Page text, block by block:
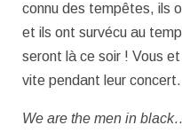
connu des tempêtes, ils
et ils ont survécu au
seront là ce soir ! Vous
vite pendant leur concert.
We are the men in